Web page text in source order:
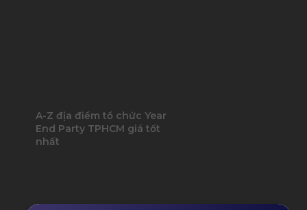
A-Z địa điểm tổ chức Year
End Party TPHCM giá tốt
nhất